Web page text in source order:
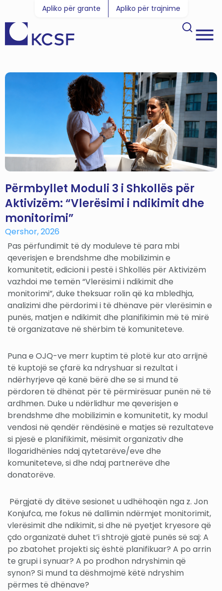
Apliko për grante Apliko për trajnime
Përmbyllet Moduli 3 i Shkollës për
Aktivizëm: “Vlerësimi i ndikimit dhe
monitorimi”
Qershor, 2026
Pas përfundimit të dy moduleve të para mbi
qeverisjen e brendshme dhe mobilizimin e
komunitetit, edicioni i pestë i Shkollës për Aktivizëm
vazhdoi me temën “Vlerësimi i ndikimit dhe
monitorimi”, duke theksuar rolin që ka mbledhja,
analizimi dhe përdorimi i të dhënave për vlerësimin e
punës, matjen e ndikimit dhe planifikimin më të mirë
të organizatave në shërbim të komuniteteve.
Puna e OJQ-ve merr kuptim të plotë kur ato arrijnë
të kuptojë se çfarë ka ndryshuar si rezultat i
ndërhyrjeve që kanë bërë dhe se si mund të
përdoren të dhënat për të përmirësuar punën në të
ardhmen. Duke u ndërlidhur me qeverisjen e
brendshme dhe mobilizimin e komunitetit, ky modul
vendosi në qendër rëndësinë e matjes së rezultateve
si pjesë e planifikimit, mësimit organizativ dhe
llogaridhënies ndaj qytetarëve/eve dhe
komuniteteve, si dhe ndaj partnerëve dhe
donatorëve.
Përgjatë dy ditëve sesionet u udhëhoqën nga z. Jon
Konjufca, me fokus në dallimin ndërmjet monitorimit,
vlerësimit dhe ndikimit, si dhe në pyetjet kryesore që
çdo organizatë duhet t’i shtrojë gjatë punës së saj: A
po zbatohet projekti siç është planifikuar? A po arrin
te grupi i synuar? A po prodhon ndryshimin që
synon? Si mund ta dëshmojmë këtë ndryshim
përmes të dhënave?